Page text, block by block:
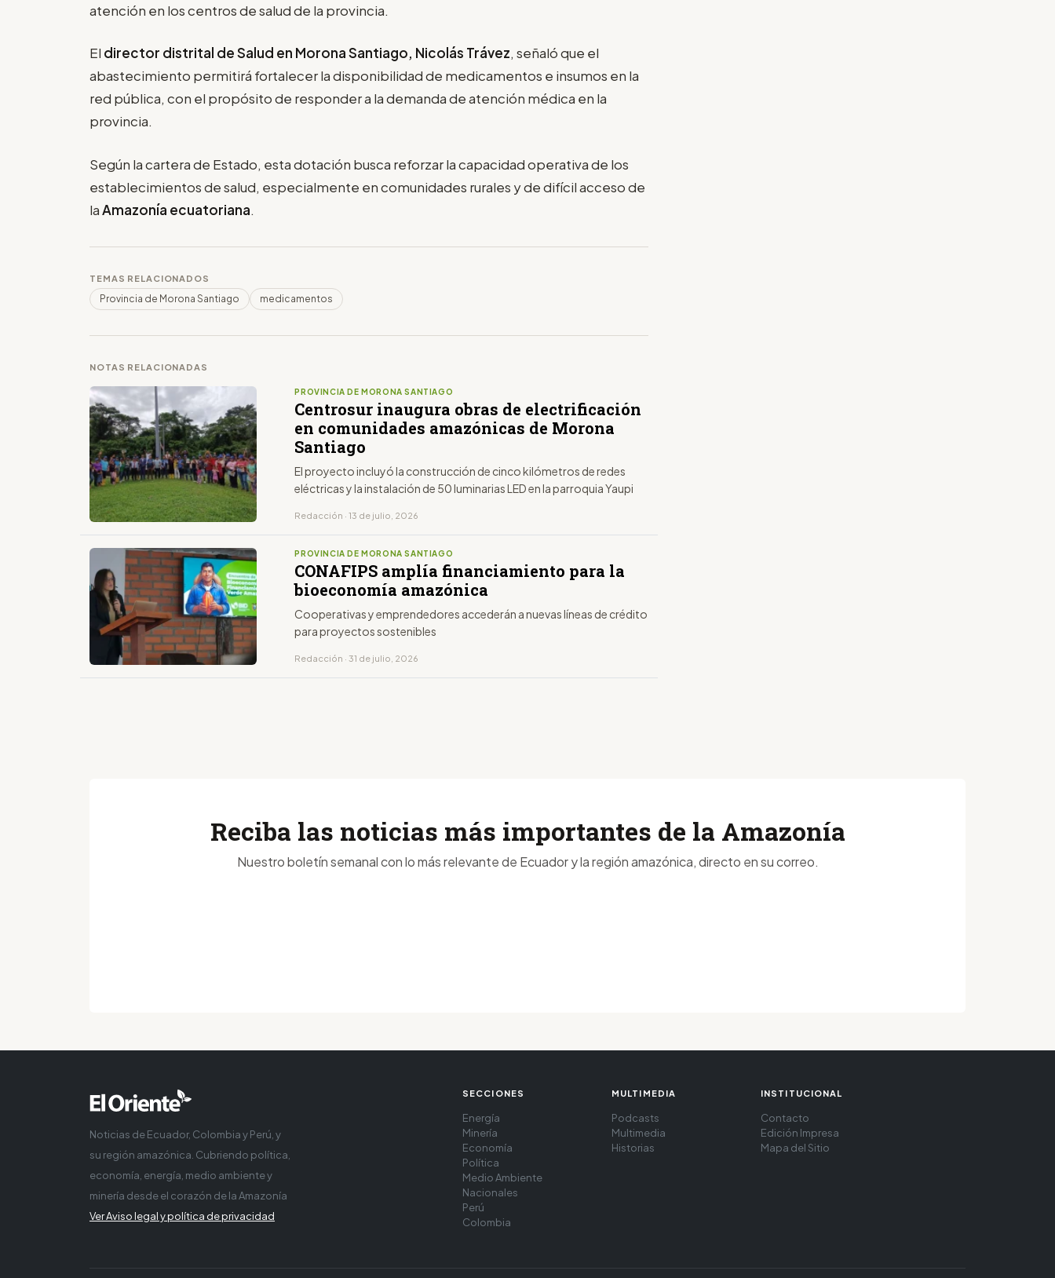
atención en los centros de salud de la provincia.
El director distrital de Salud en Morona Santiago, Nicolás Trávez, señaló que el
abastecimiento permitirá fortalecer la disponibilidad de medicamentos e insumos en la
red pública, con el propósito de responder a la demanda de atención médica en la
provincia.
Según la cartera de Estado, esta dotación busca reforzar la capacidad operativa de los
establecimientos de salud, especialmente en comunidades rurales y de difícil acceso de
laAmazonía ecuatoriana.
TEMAS RELACIONADOS
Provincia de Morona Santiago medicamentos
NOTAS RELACIONADAS
PROVINCIA DE MORONA SANTIAGO
Centrosur inaugura obras de electrificación
en comunidades amazónicas de Morona
Santiago
El proyecto incluyó la construcción de cinco kilómetros de redes
eléctricas y la instalación de 50 luminarias LED en la parroquia Yaupi
Redacción · 13 de julio, 2026
PROVINCIA DE MORONA SANTIAGO
CONAFIPS amplía financiamiento para la
bioeconomía amazónica
Cooperativas y emprendedores accederán a nuevas líneas de crédito
para proyectos sostenibles
Redacción · 31 de julio, 2026
Reciba las noticias más importantes de la Amazonía
Nuestro boletín semanal con lo más relevante de Ecuador y la región amazónica, directo en su correo.
Noticias de Ecuador, Colombia y Perú, y
su región amazónica. Cubriendo política,
economía, energía, medio ambiente y
minería desde el corazón de la Amazonía
Ver Aviso legal y política de privacidad
SECCIONES
Energía
Minería
Economía
Política
Medio Ambiente
Nacionales
Perú
Colombia
MULTIMEDIA
Podcasts
Multimedia
Historias
INSTITUCIONAL
Contacto
Edición Impresa
Mapa del Sitio